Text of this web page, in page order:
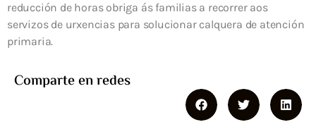
reducción de horas obriga ás familias a recorrer aos
servizos de urxencias para solucionar calquera de atención
primaria.
Comparte en redes